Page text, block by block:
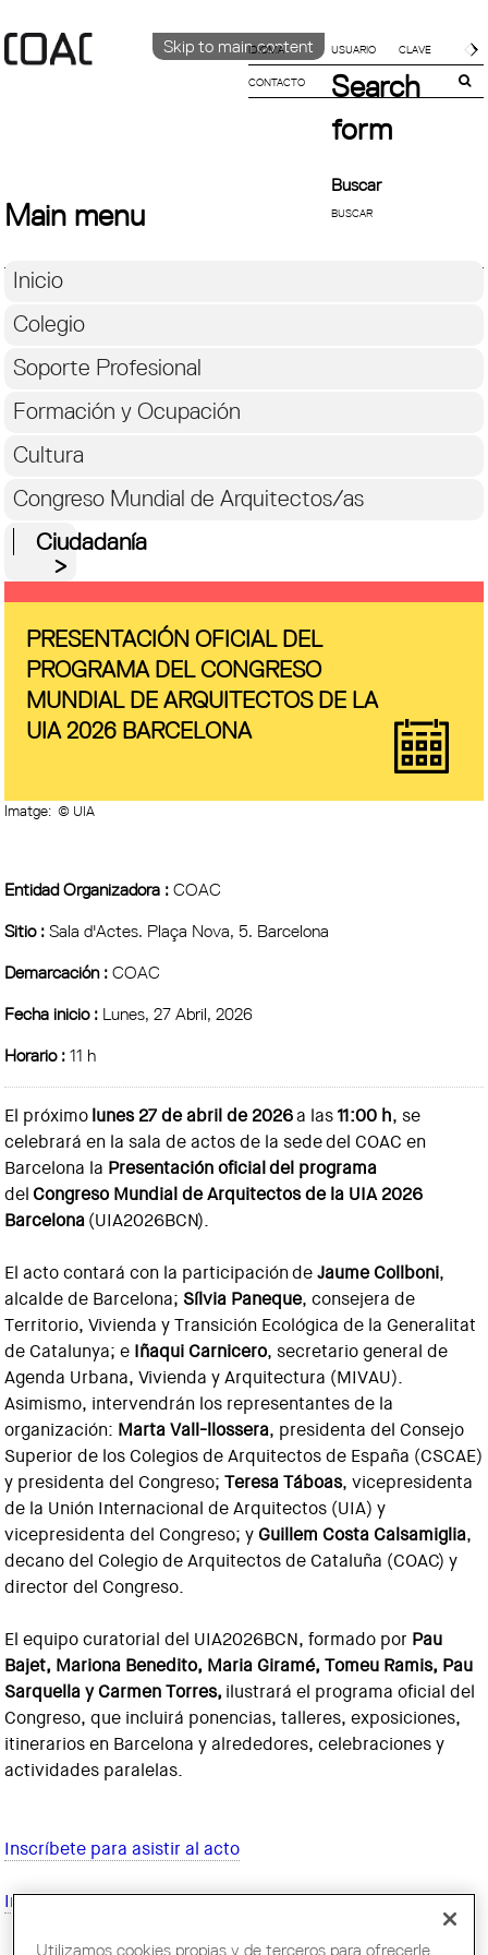
Skip to main content
IDIOMA
CATALÀ
CONTACTO
Search
form
Buscar
Main menu
Inicio
Colegio
Soporte Profesional
Formación y Ocupación
Cultura
Congreso Mundial de Arquitectos/as
Ciudadanía
PRESENTACIÓN OFICIAL DEL
PROGRAMA DEL CONGRESO
MUNDIAL DE ARQUITECTOS DE LA
UIA 2026 BARCELONA
Imatge: © UIA
Entidad Organizadora :COAC
Sitio :Sala d'Actes. Plaça Nova, 5. Barcelona
Demarcación :COAC
Fecha inicio : Lunes, 27 Abril, 2026
Horario :11 h
El próximolunes 27 de abril de 2026a las11:00 h, se
celebrará en la sala de actos de la sede del COAC en
Barcelona la Presentación oficial del programa
del Congreso Mundial de Arquitectos de la UIA 2026
Barcelona(UIA2026BCN).
El acto contará con la participación deJaume Collboni,
alcalde de Barcelona; Sílvia Paneque, consejera de
Territorio, Vivienda y Transición Ecológica de la Generalitat
de Catalunya; e Iñaqui Carnicero, secretario general de
Agenda Urbana, Vivienda y Arquitectura (MIVAU).
Asimismo, intervendrán los representantes de la
organización: Marta Vall-llossera, presidenta del Consejo
Superior de los Colegios de Arquitectos de España (CSCAE)
y presidenta del Congreso;Teresa Táboas, vicepresidenta
de la Unión Internacional de Arquitectos (UIA) y
vicepresidenta del Congreso; y Guillem Costa Calsamiglia,
decano del Colegio de Arquitectos de Cataluña (COAC) y
director del Congreso.
El equipo curatorial del UIA2026BCN, formado por Pau
Bajet, Mariona Benedito, Maria Giramé, Tomeu Ramis, Pau
Sarquella y Carmen Torres, ilustrará el programa oficial del
Congreso, que incluirá ponencias, talleres, exposiciones,
itinerarios en Barcelona y alrededores, celebraciones y
actividades paralelas.
Inscríbete para asistir al acto
Inscríbete para seguirlo en línea
Utilizamos cookies propias y de terceros para ofrecerle